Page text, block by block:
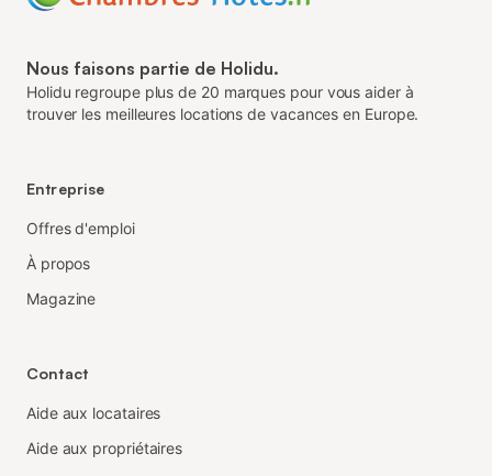
Nous faisons partie de Holidu.
Holidu regroupe plus de 20 marques pour vous aider à
trouver les meilleures locations de vacances en Europe.
Entreprise
Offres d'emploi
À propos
Magazine
Contact
Aide aux locataires
Aide aux propriétaires